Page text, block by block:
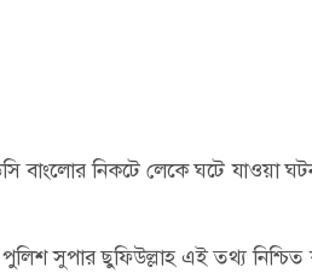
বাংলোর নিকটে লেকে ঘটে যাওয়া
পুলিশ সুপার ছুফিউল্লাহ এই তথ্য নিশ্চিত